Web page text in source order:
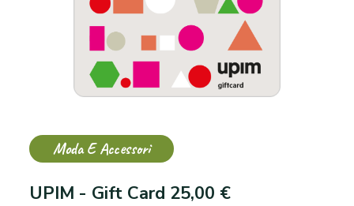
Moda E Accessori
UPIM - Gift Card 25,00 €